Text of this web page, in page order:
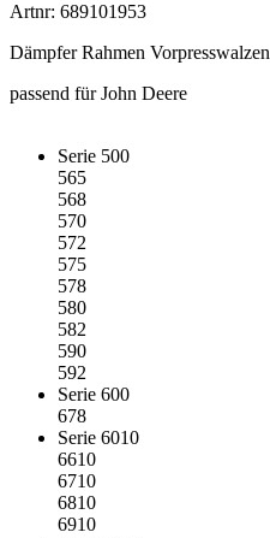
Artnr: 689101953
Dämpfer Rahmen Vorpresswalzen
passend für John Deere
Serie 500
565
568
570
572
575
578
580
582
590
592
Serie 600
678
Serie 6010
6610
6710
6810
6910